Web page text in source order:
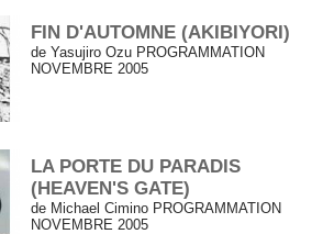
FIN D'AUTOMNE (AKIBIYORI)
de Yasujiro Ozu PROGRAMMATION
NOVEMBRE 2005
LA PORTE DU PARADIS
(HEAVEN'S GATE)
de Michael Cimino PROGRAMMATION
NOVEMBRE 2005